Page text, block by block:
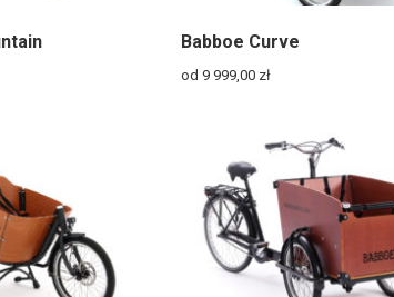
Babboe Curve
od 9 999,00 zł